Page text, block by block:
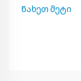
შეიძლება ან
Ნახეთ მეტი